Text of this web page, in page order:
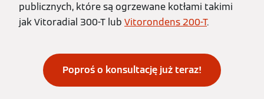
publicznych, które są ogrzewane kotłami takimi
jak Vitoradial 300-T lub Vitorondens 200-T.
Poproś o konsultację już teraz!